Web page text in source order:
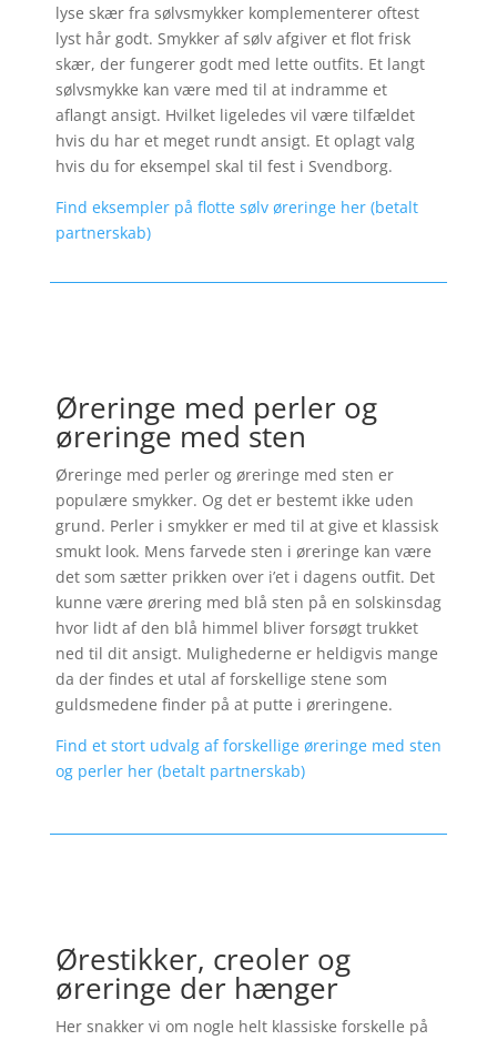
lyse skær fra sølvsmykker komplementerer oftest
lyst hår godt. Smykker af sølv afgiver et flot frisk
skær, der fungerer godt med lette outfits. Et langt
sølvsmykke kan være med til at indramme et
aflangt ansigt. Hvilket ligeledes vil være tilfældet
hvis du har et meget rundt ansigt. Et oplagt valg
hvis du for eksempel skal til fest i Svendborg.
Find eksempler på flotte sølv øreringe her (betalt
partnerskab)
Øreringe med perler og
øreringe med sten
Øreringe med perler og øreringe med sten er
populære smykker. Og det er bestemt ikke uden
grund. Perler i smykker er med til at give et klassisk
smukt look. Mens farvede sten i øreringe kan være
det som sætter prikken over i’et i dagens outfit. Det
kunne være ørering med blå sten på en solskinsdag
hvor lidt af den blå himmel bliver forsøgt trukket
ned til dit ansigt. Mulighederne er heldigvis mange
da der findes et utal af forskellige stene som
guldsmedene finder på at putte i øreringene.
Find et stort udvalg af forskellige øreringe med sten
og perler her (betalt partnerskab)
Ørestikker, creoler og
øreringe der hænger
Her snakker vi om nogle helt klassiske forskelle på